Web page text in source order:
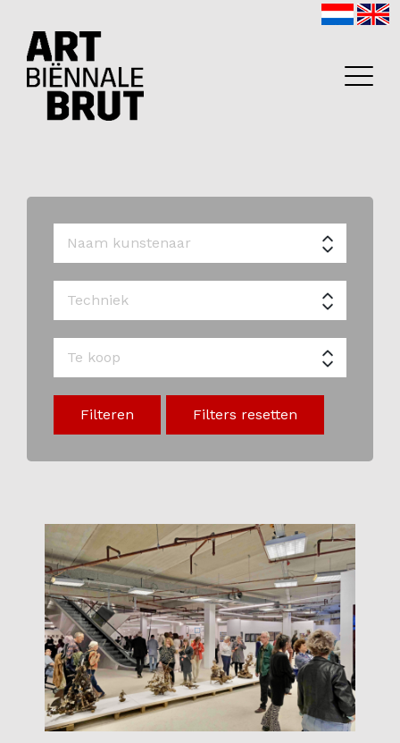
Home
Exposanten
2026
Programma
Bezoekers
Parking
Over ons
Art Brut
Nieuws
ANBI
Fotoalbums
Filteren Filters resetten